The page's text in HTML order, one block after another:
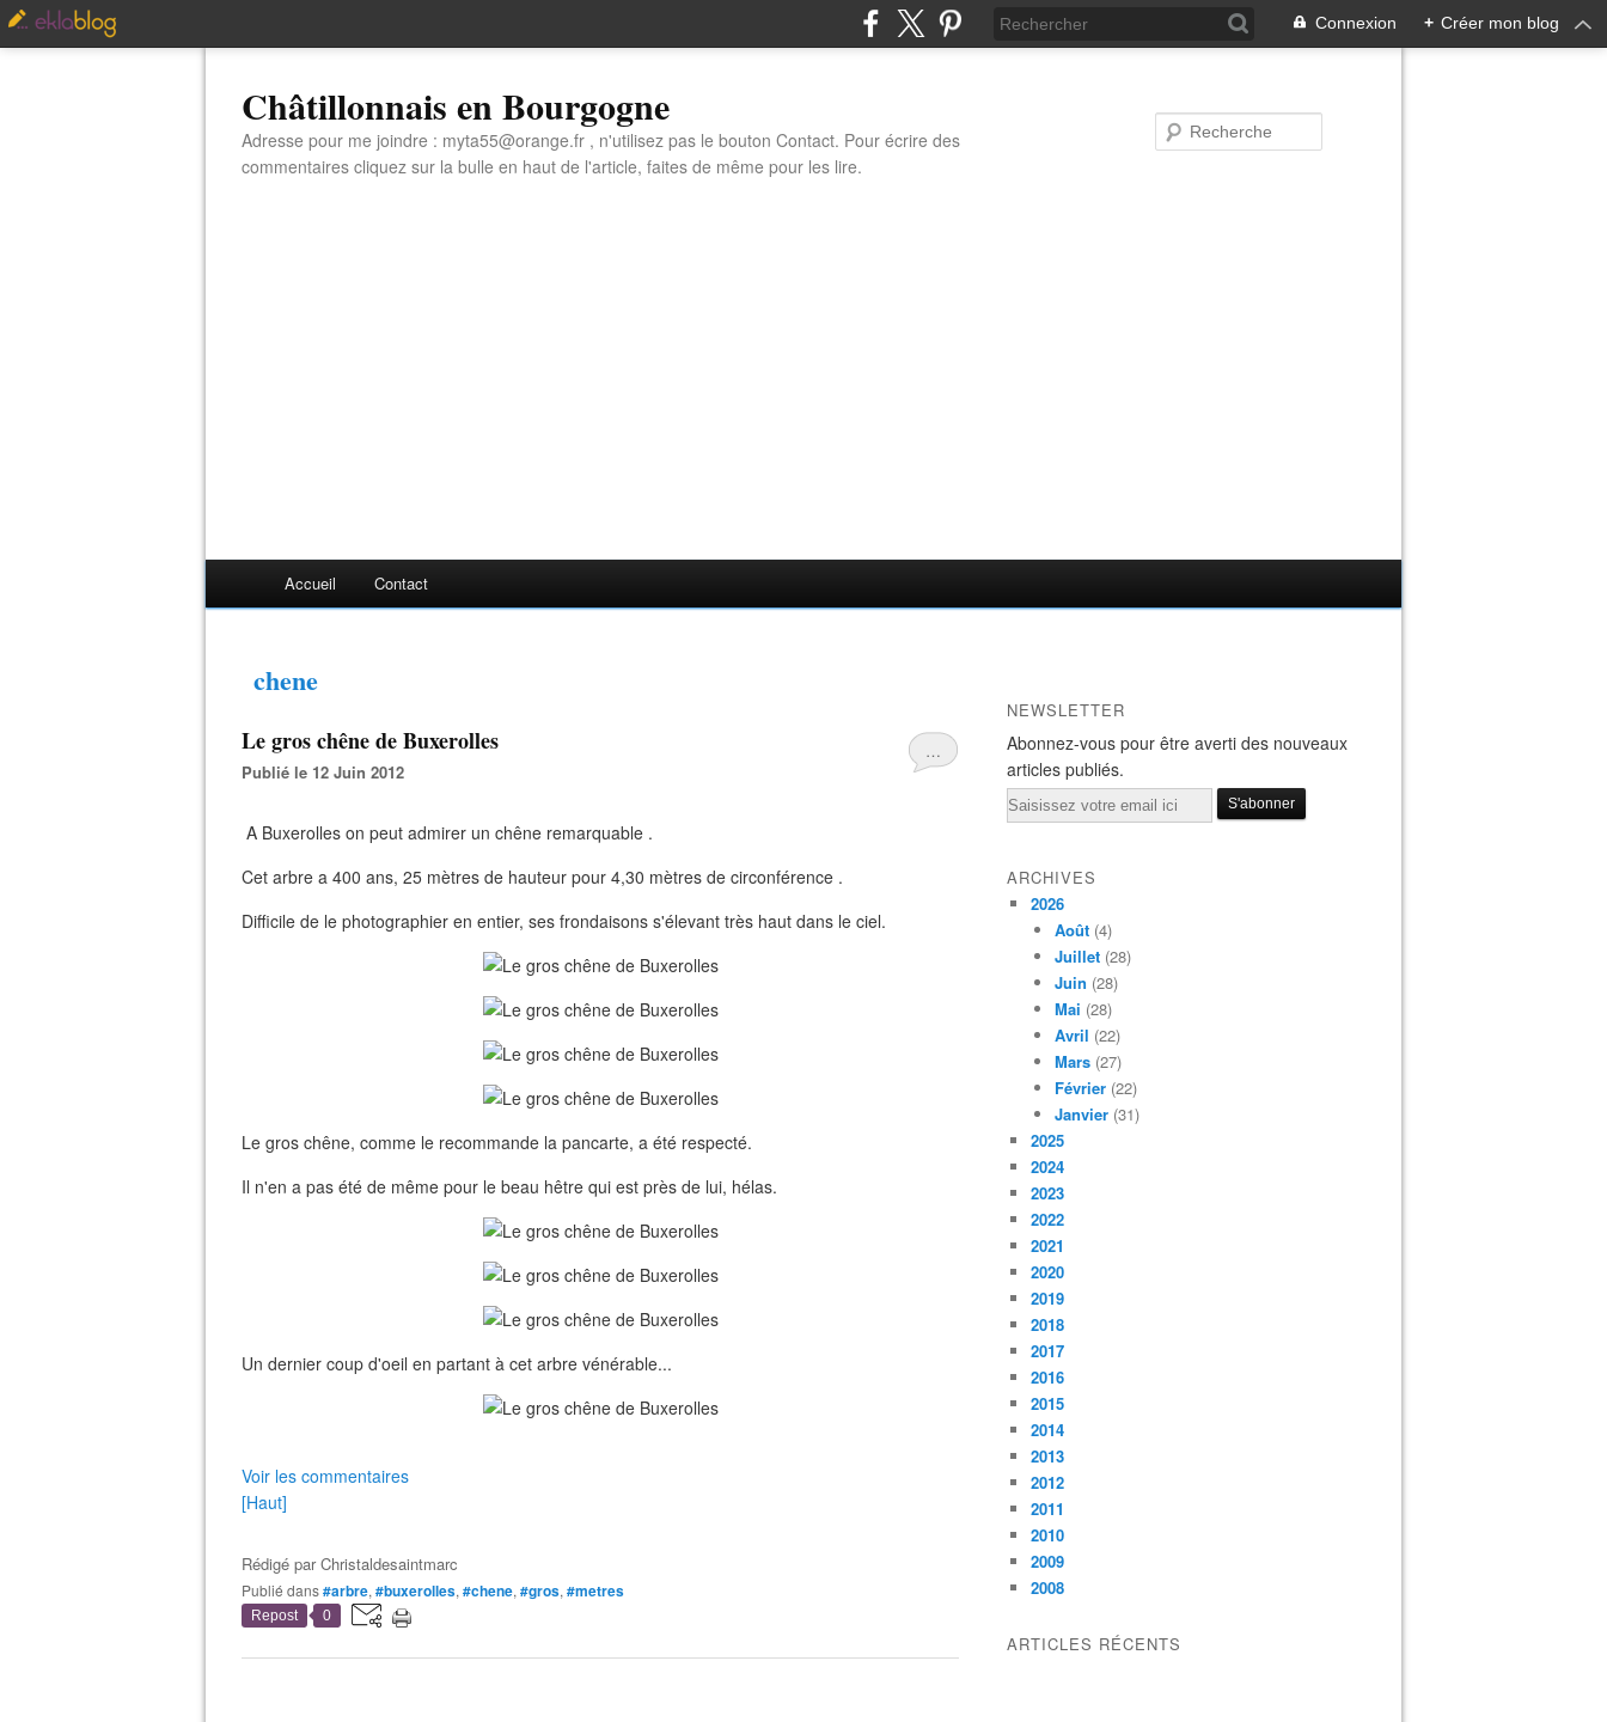
Connexion + Créer mon blog
Châtillonnais en Bourgogne
Adresse pour me joindre : myta55@orange.fr , n'utilisez pas le bouton Contact. Pour écrire des
commentaires cliquez sur la bulle en haut de l'article, faites de même pour les lire.
Accueil Contact
chene
…
Le gros chêne de Buxerolles
Publié le 12 Juin 2012
A Buxerolles on peut admirer un chêne remarquable .
Cet arbre a 400 ans, 25 mètres de hauteur pour 4,30 mètres de circonférence .
Difficile de le photographier en entier, ses frondaisons s'élevant très haut dans le ciel.
Le gros chêne, comme le recommande la pancarte, a été respecté.
Il n'en a pas été de même pour le beau hêtre qui est près de lui, hélas.
Un dernier coup d'oeil en partant à cet arbre vénérable...
Voir les commentaires
[Haut]
Rédigé parChristaldesaintmarc
Publié dans#arbre, #buxerolles, #chene, #gros, #metres
Repost 0
NEWSLETTER
Abonnez-vous pour être averti des nouveaux
articles publiés.
Email
ARCHIVES
2026
Août (4)
Juillet (28)
Juin (28)
Mai (28)
Avril (22)
Mars (27)
Février (22)
Janvier (31)
2025
2024
2023
2022
2021
2020
2019
2018
2017
2016
2015
2014
2013
2012
2011
2010
2009
2008
ARTICLES RÉCENTS